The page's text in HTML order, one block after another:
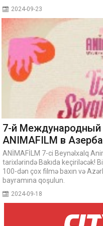
2024-09-23
7-й Международный
ANIMAFILM в
ANİMAFİLM 7-ci Beynəlxalq
tarixlərində Bakıda keçiriləcək!
100-dən çox filmə baxın və
bayramına qoşulun.
2024-09-18